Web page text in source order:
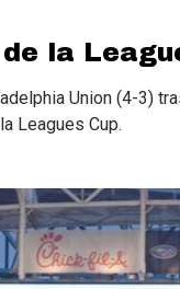
la
Union (4-3)
Leagues Cup.